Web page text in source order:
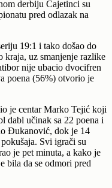
derbiju Čajetinci su
pred odlazak na
19:1 i tako došao do
kraja, uz smanjenje razlike
nije ubacio dvocifren
poena (56%) otvorio je
je centar Marko Tejić koji
dabl učinak sa 22 poena i
Đukanović, dok je 14
Svi igrači su
je pet minuta, a kako je
bila da se odmori pred